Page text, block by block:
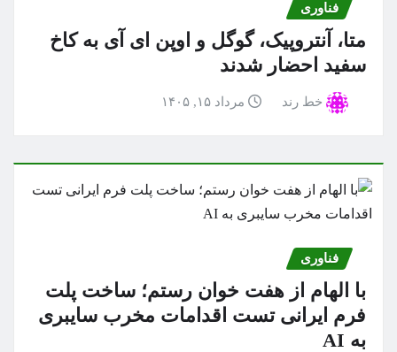
فناوری
متا، آنتروپیک، گوگل و اوپن ای آی به کاخ
سفید احضار شدند
خط رند مرداد ۱۵, ۱۴۰۵
فناوری
با الهام از هفت خوان رستم؛ ساخت پلت
فرم ایرانی تست اقدامات مخرب سایبری
به AI